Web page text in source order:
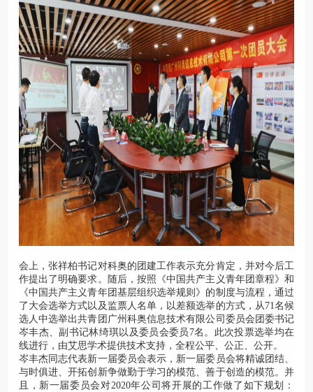
会上，张祥柏书记对科奥的团建工作表示充分肯定，并对今后工
作提出了明确要求。随后，按照《中国共产主义青年团章程》和
《中国共产主义青年团基层组织选举规则》的制度与流程，通过
了大会选举方式以及监票人名单，以差额选举的方式，从71名候
选人中选举出共青团广州科奥信息技术有限公司委员会团委书记
岑丰杰、副书记林绮琪以及委员会委员7名。此次投票选举均在
线进行，由艾思学术提供技术支持，全程公平、公正、公开。
岑丰杰同志代表新一届委员会表示，新一届委员会将精诚团结、
与时俱进、开拓创新争做勤于学习的模范、善于创造的模范。并
且，新一届委员会对2020年公司将开展的工作做了如下规划：